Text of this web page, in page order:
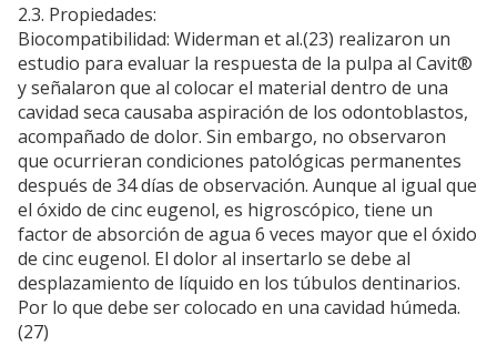
2.3. Propiedades:
Biocompatibilidad: Widerman et al.(23) realizaron un
estudio para evaluar la respuesta de la pulpa al Cavit®
y señalaron que al colocar el material dentro de una
cavidad seca causaba aspiración de los odontoblastos,
acompañado de dolor. Sin embargo, no observaron
que ocurrieran condiciones patológicas permanentes
después de 34 días de observación. Aunque al igual que
el óxido de cinc eugenol, es higroscópico, tiene un
factor de absorción de agua 6 veces mayor que el óxido
de cinc eugenol. El dolor al insertarlo se debe al
desplazamiento de líquido en los túbulos dentinarios.
Por lo que debe ser colocado en una cavidad húmeda.
(27)